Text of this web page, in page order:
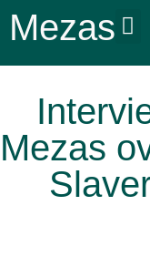
Mezas
Mezas